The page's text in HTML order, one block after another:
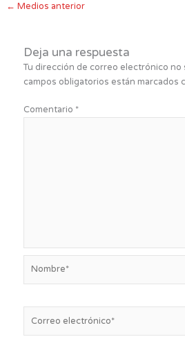
← Medios anterior
Deja una respuesta
Tu dirección de correo electrónico no
campos obligatorios están marcados
Comentario *
electrónico*